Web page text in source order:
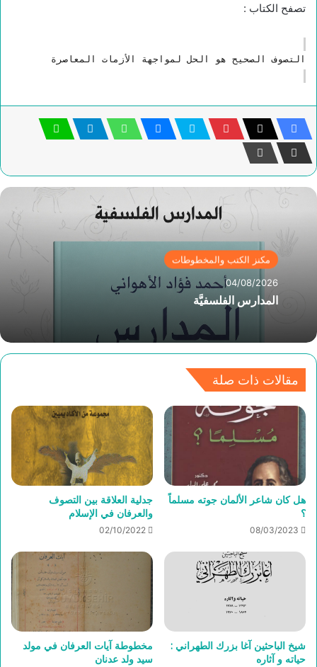
تصفح الكتاب :
التصوف الصحيح هو الحل لمواجهة الأزمات المعاصرة
مكنز الكتب والمخطوطات
04/08/2026
المدارس الفلسفيَّة
مقالات ذات صلة
هل كان شاعر الألمان جوته مسلماً
؟
08/03/2023
جدلية العلاقة بين التصوف
والعرفان في الإسلام
02/10/2022
شيخ الباحثين آغا بزرك الطهراني :
حياته و آثاره
مخطوطة آيات العرفان في مولد
سيد ولد عدنان